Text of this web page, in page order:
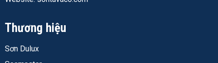
Thương hiệu
Sơn Dulux